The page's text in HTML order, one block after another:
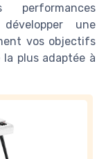
une
vos objectifs
plus adaptée à